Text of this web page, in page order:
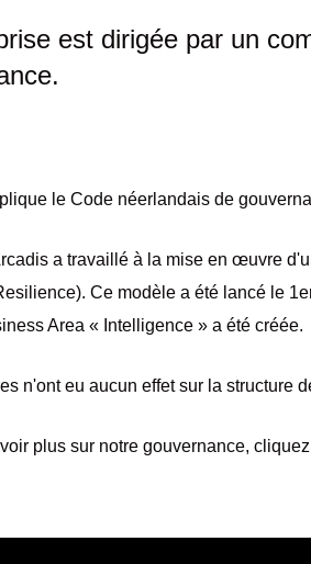
est dirigée par un
le Code néerlandais de
a travaillé à la mise en œuvre
Ce modèle a été lancé le
Area « Intelligence » a été créée.
n'ont eu aucun effet sur la structure
plus sur notre gouvernance,